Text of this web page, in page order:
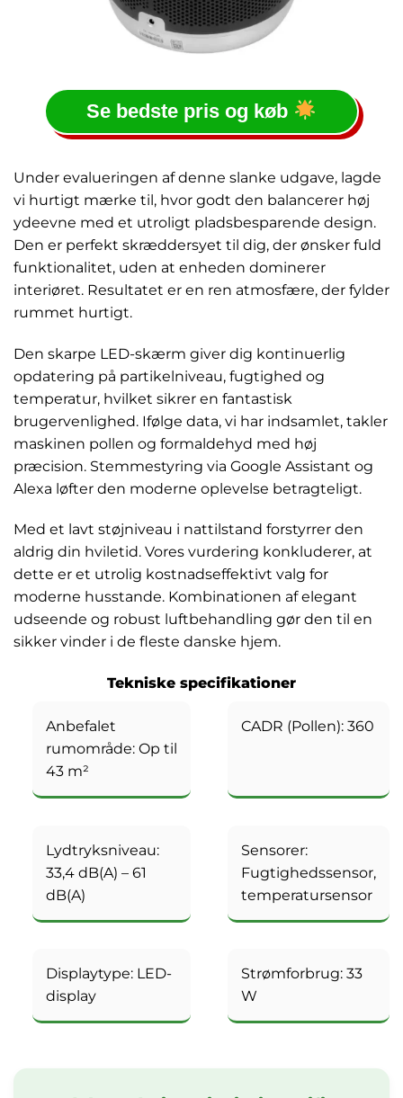
Se bedste pris og køb
Under evalueringen af denne slanke udgave, lagde
vi hurtigt mærke til, hvor godt den balancerer høj
ydeevne med et utroligt pladsbesparende design.
Den er perfekt skræddersyet til dig, der ønsker fuld
funktionalitet, uden at enheden dominerer
interiøret. Resultatet er en ren atmosfære, der fylder
rummet hurtigt.
Den skarpe LED-skærm giver dig kontinuerlig
opdatering på partikelniveau, fugtighed og
temperatur, hvilket sikrer en fantastisk
brugervenlighed. Ifølge data, vi har indsamlet, takler
maskinen pollen og formaldehyd med høj
præcision. Stemmestyring via Google Assistant og
Alexa løfter den moderne oplevelse betragteligt.
Med et lavt støjniveau i nattilstand forstyrrer den
aldrig din hviletid. Vores vurdering konkluderer, at
dette er et utrolig kostnadseffektivt valg for
moderne husstande. Kombinationen af elegant
udseende og robust luftbehandling gør den til en
sikker vinder i de fleste danske hjem.
Tekniske specifikationer
Anbefalet
rumområde: Op til
43 m²
CADR (Pollen): 360
Lydtryksniveau:
33,4 dB(A) – 61
dB(A)
Sensorer:
Fugtighedssensor,
temperatursensor
Displaytype: LED-
display
Strømforbrug: 33
W